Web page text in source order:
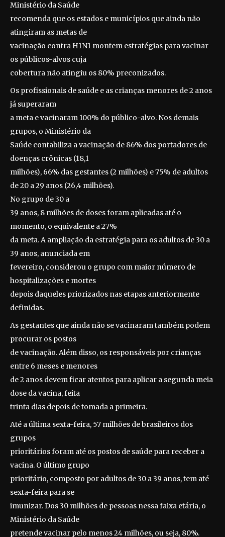
Ministério da Saúde
recomenda que os estados e municípios que ainda não
atingiram as metas de
vacinação contra H1N1 montem estratégias para vacinar
os públicos-alvos cuja
cobertura não atingiu os 80% preconizados.
Os profissionais de saúde e as crianças menores de 2 anos
já superaram
a meta e vacinaram 100% do público-alvo. Nos demais
grupos, o Ministério da
Saúde contabiliza a vacinação de 86% dos portadores de
doenças crônicas (18,1
milhões), 66% das gestantes (2 milhões) e 75% de adultos
de 20 a 29 anos (26,4 milhões).
No grupo de 30 a
39 anos, 8 milhões de doses foram aplicadas até o
momento, o equivalente a 27%
da meta. A ampliação da estratégia para os adultos de 30 a
39 anos, anunciada em
fevereiro, considerou o grupo com maior número de
hospitalizações e mortes
depois daqueles priorizados nas etapas anteriormente
definidas.
As gestantes que ainda não se vacinaram também podem
procurar os postos
de vacinação. Além disso, os responsáveis por crianças
entre 6 meses e menores
de 2 anos devem ficar atentos para aplicar a segunda meia
dose da vacina, feita
trinta dias depois de tomada a primeira.
Até a última sexta-feira, 57 milhões de brasileiros dos
grupos
prioritários foram até os postos de saúde para receber a
vacina. O último grupo
prioritário, composto por adultos de 30 a 39 anos, tem até
sexta-feira para se
imunizar. Dos 30 milhões de pessoas nessa faixa etária, o
Ministério da Saúde
pretende vacinar pelo menos 24 milhões, ou seja, 80%.